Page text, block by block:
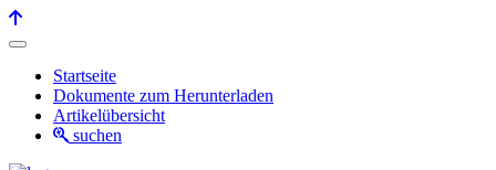
Startseite
Dokumente zum Herunterladen
Artikelübersicht
suchen